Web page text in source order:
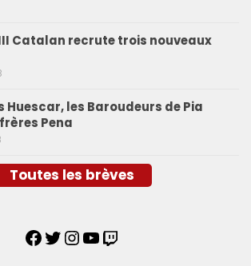
Catalan recrute trois nouveaux
Huescar, les Baroudeurs de Pia
Pena
Toutes les brèves